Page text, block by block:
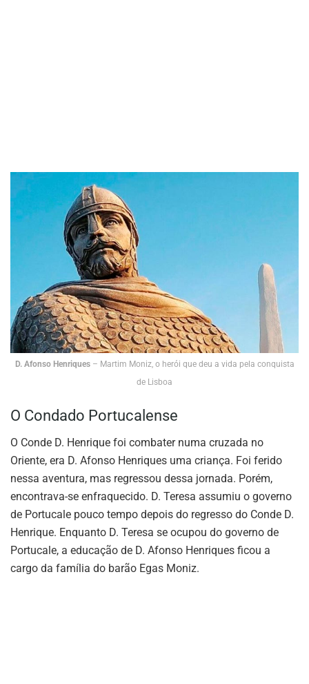
D. Afonso Henriques– Martim Moniz, o herói que deu a vida pela conquista
de Lisboa
O Condado Portucalense
O Conde D. Henrique foi combater numa cruzada no
Oriente, era D. Afonso Henriques uma criança. Foi ferido
nessa aventura, mas regressou dessa jornada. Porém,
encontrava-se enfraquecido. D. Teresa assumiu o governo
de Portucale pouco tempo depois do regresso do Conde D.
Henrique. Enquanto D. Teresa se ocupou do governo de
Portucale, a educação de D. Afonso Henriques ficou a
cargo da família do barão Egas Moniz.